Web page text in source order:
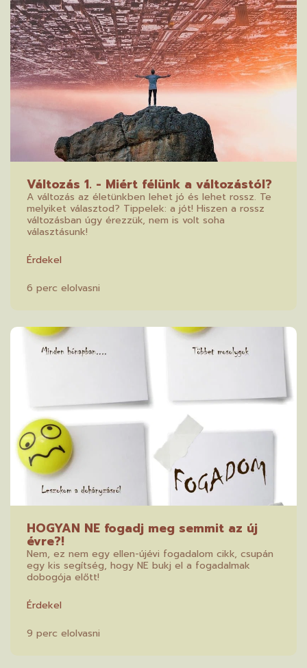
Változás 1. - Miért félünk a változástól?
A változás az életünkben lehet jó és lehet rossz. Te
melyiket választod? Tippelek: a jót! Hiszen a rossz
változásban úgy érezzük, nem is volt soha
választásunk!
Érdekel
6 perc elolvasni
HOGYAN NE fogadj meg semmit az új
évre?!
Nem, ez nem egy ellen-újévi fogadalom cikk, csupán
egy kis segítség, hogy NE bukj el a fogadalmak
dobogója előtt!
Érdekel
9 perc elolvasni